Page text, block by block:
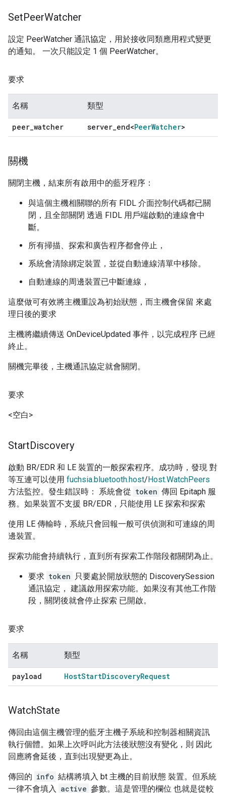
SetPeerWatcher
設定 PeerWatcher 通訊協定，用於接收同類應用程式變更
的通知。 一次只能設定 1 個 PeerWatcher。
要求
名稱 類型
peer_watcher server_end<PeerWatcher>
關機
關閉主機，結束所有啟用中的藍牙程序：
與這個主機相關聯的所有 FIDL 介面控制代碼都已關
閉，且全部關閉 透過 FIDL 用戶端啟動的連線會中
斷。
所有掃描、探索和廣告程序都會停止，
系統會清除綁定裝置，並從自動連線清單中移除。
自動連線的周邊裝置已中斷連線，
這麼做可有效將主機重設為初始狀態，而主機會保留 來處
理日後的要求
主機將繼續傳送 OnDeviceUpdated 事件，以完成程序 已經
終止。
關機完畢後，主機通訊協定就會關閉。
要求
<空白>
StartDiscovery
啟動 BR/EDR 和 LE 裝置的一般探索程序。成功時，發現 對
等互連可以使用 fuchsia.bluetooth.host/Host.WatchPeers
方法監控。發生錯誤時： 系統會從 token 傳回 Epitaph 服
務。如果裝置不支援 BR/EDR，只能使用 LE 探索和探索
使用 LE 傳輸時，系統只會回報一般可供偵測和可連線的周
邊裝置。
探索功能會持續執行，直到所有探索工作階段都關閉為止。
要求 token 只要處於開放狀態的 DiscoverySession
通訊協定， 建議啟用探索功能。如果沒有其他工作階
段，關閉後就會停止探索 已開啟。
要求
名稱 類型
payload HostStartDiscoveryRequest
WatchState
傳回由這個主機管理的藍牙主機子系統和控制器相關資訊
執行個體。如果上次呼叫此方法後狀態沒有變化，則 因此
回應將會延後，直到出現變更為止。
傳回的 info 結構將填入 bt 主機的目前狀態 裝置。但系統
一律不會填入 active 參數。這是管理的欄位 也就是從較